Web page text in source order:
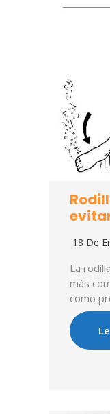
18 De
La
más
como